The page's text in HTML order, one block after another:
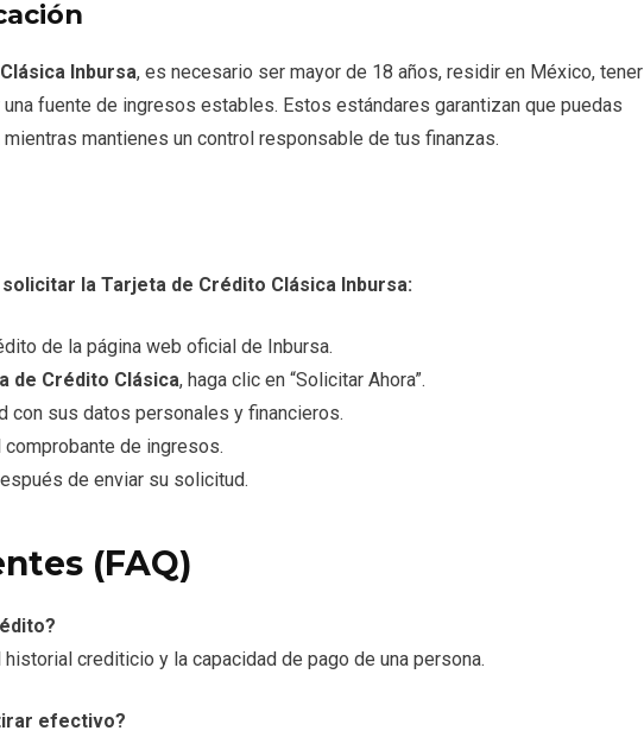
Inbursa, es necesario ser mayor de 18 años, residir en México, tener
fuente de ingresos estables. Estos estándares garantizan que puedas
mantienes un control responsable de tus finanzas.
la Tarjeta de Crédito Clásica Inbursa:
de la página web oficial de Inbursa.
de Crédito Clásica, haga clic en “Solicitar Ahora”.
con sus datos personales y financieros.
de ingresos.
de enviar su solicitud.
(FAQ)
crediticio y la capacidad de pago de una persona.
efectivo?